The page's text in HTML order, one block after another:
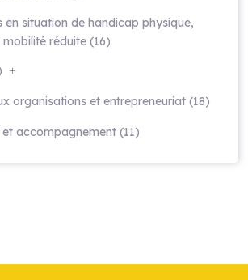
en situation de handicap physique,
réduite (16)
organisations et entrepreneuriat (18)
accompagnement (11)